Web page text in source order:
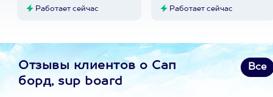
Работает сейчас Работает сейчас
Отзывы клиентов о Сап
борд, sup board
Все